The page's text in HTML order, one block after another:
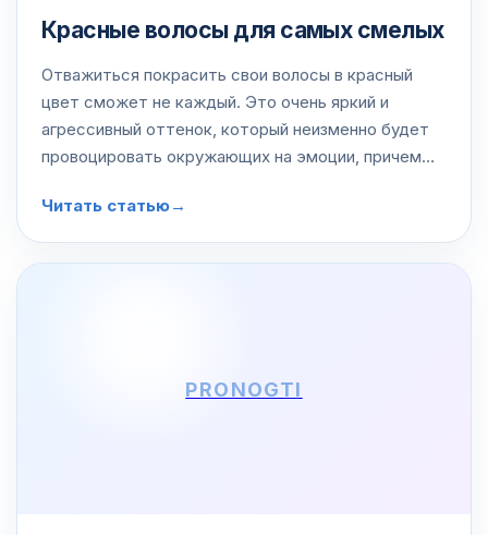
Красные волосы для самых смелых
Отважиться покрасить свои волосы в красный
цвет сможет не каждый. Это очень яркий и
агрессивный оттенок, который неизменно будет
провоцировать окружающих на эмоции, причем
Девушке с красными волосами вряд ли удастся…
Читать статью→
PRONOGTI